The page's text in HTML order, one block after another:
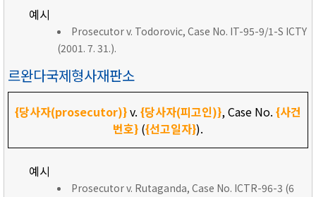
예시
Prosecutor v. Todorovic, Case No. IT-95-9/1-S ICTY
(2001. 7. 31.).
르완다국제형사재판소
{당사자(prosecutor)}v. {당사자(피고인)}, Case No. {사건
번호} ({선고일자}).
예시
Prosecutor v. Rutaganda, Case No. ICTR-96-3 (6